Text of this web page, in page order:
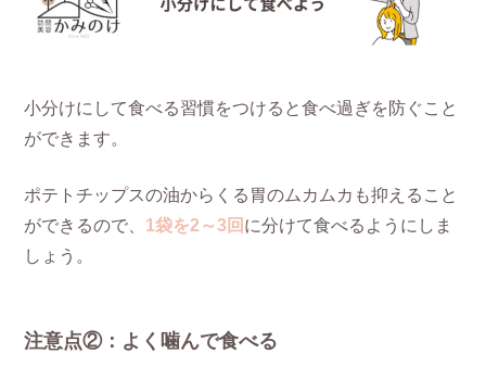
小分けにして食べる習慣をつけると食べ過ぎを防ぐこと
ができます。
ポテトチップスの油からくる胃のムカムカも抑えること
ができるので、 1袋を2～3回 に分けて食べるようにしま
しょう。
注意点②：よく噛んで食べる